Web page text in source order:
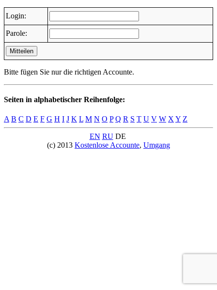
Login:
Parole:
Mitteilen
Bitte fügen Sie nur die richtigen Accounte.
Seiten in alphabetischer Reihenfolge:
A B C D E F G H I J K L M N O P Q R S T U V W X Y Z
EN RUDE
(c) 2013 Kostenlose Accounte, Umgang